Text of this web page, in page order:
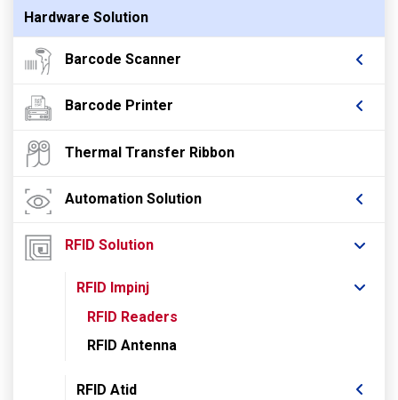
Hardware Solution
Barcode Scanner
Barcode Printer
Thermal Transfer Ribbon
Automation Solution
RFID Solution
RFID Impinj
RFID Readers
RFID Antenna
RFID Atid